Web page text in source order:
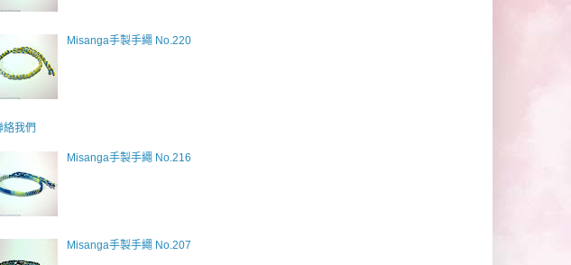
Misanga手製手繩 No.220
絡我們
Misanga手製手繩 No.216
Misanga手製手繩 No.207